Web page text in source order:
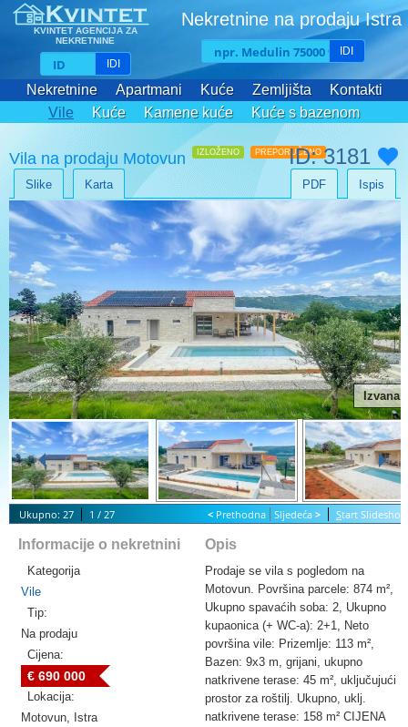
KVINTET AGENCIJA ZA
NEKRETNINE
Nekretnine na prodaju Istra
IDI
IDI
Nekretnine Apartmani Kuće Zemljišta
Kontakti
Vile
Kuće Kamene kuće Kuće s bazenom
Vila na prodaju Motovun IZLOŽENO PREPORUČENOID: 3181
Slike Karta Ispis
PDF
Izvana
Ukupno: 27 1 / 27 < Prethodna Sljedeća > Start Slideshow
Informacije o nekretnini
Kategorija
Vile
Tip:
Na prodaju
Cijena:
€ 690 000
Lokacija:
Motovun, Istra
Opis
Prodaje se vila s pogledom na
Motovun. Površina parcele: 874 m²,
Ukupno spavaćih soba: 2, Ukupno
kupaonica (+ WC-a): 2+1, Neto
površina vile: Prizemlje: 113 m²,
Bazen: 9x3 m, grijani, ukupno
natkrivene terase: 45 m², uključujući
prostor za roštilj. Ukupno, uklj.
natkrivene terase: 158 m² CIJENA